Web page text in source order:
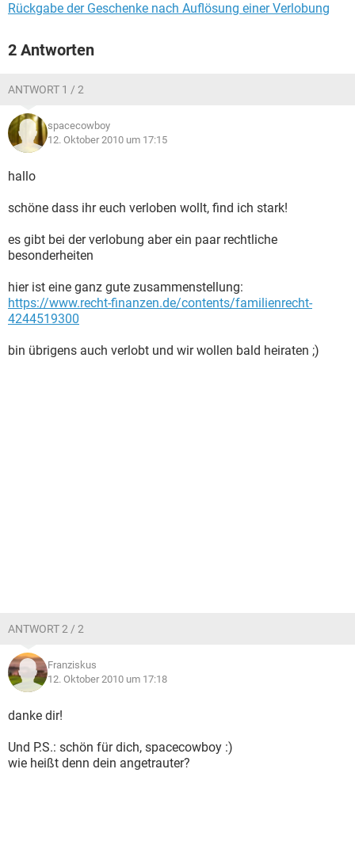
Rückgabe der Geschenke nach Auflösung einer Verlobung
2 Antworten
ANTWORT 1 / 2
spacecowboy
12. Oktober 2010 um 17:15
hallo
schöne dass ihr euch verloben wollt, find ich stark!
es gibt bei der verlobung aber ein paar rechtliche
besonderheiten
hier ist eine ganz gute zusammenstellung:
https://www.recht-finanzen.de/contents/familienrecht-
4244519300
bin übrigens auch verlobt und wir wollen bald heiraten ;)
ANTWORT 2 / 2
Franziskus
12. Oktober 2010 um 17:18
danke dir!
Und P.S.: schön für dich, spacecowboy :)
wie heißt denn dein angetrauter?